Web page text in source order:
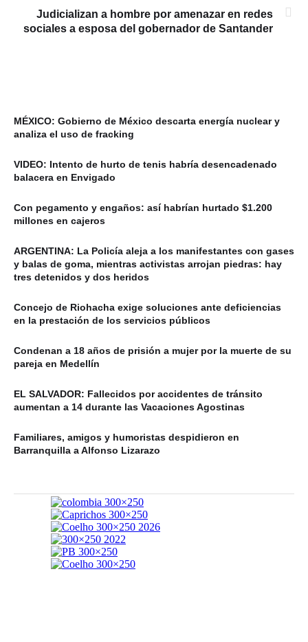
Judicializan a hombre por amenazar en redes
sociales a esposa del gobernador de Santander
MÉXICO: Gobierno de México descarta energía nuclear y
analiza el uso de fracking
VIDEO: Intento de hurto de tenis habría desencadenado
balacera en Envigado
Con pegamento y engaños: así habrían hurtado $1.200
millones en cajeros
ARGENTINA: La Policía aleja a los manifestantes con gases
y balas de goma, mientras activistas arrojan piedras: hay
tres detenidos y dos heridos
Concejo de Riohacha exige soluciones ante deficiencias
en la prestación de los servicios públicos
Condenan a 18 años de prisión a mujer por la muerte de su
pareja en Medellín
EL SALVADOR: Fallecidos por accidentes de tránsito
aumentan a 14 durante las Vacaciones Agostinas
Familiares, amigos y humoristas despidieron en
Barranquilla a Alfonso Lizarazo